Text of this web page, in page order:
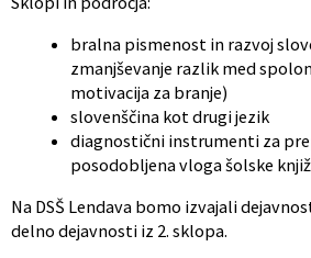
bralna pismenost in razvoj
zmanjševanje razlik med
motivacija za branje)
slovenščina kot drugi jezik
diagnostični instrumenti za
posodobljena vloga šolske
Na DSŠ Lendava bomo izvajali
delno dejavnosti iz 2. sklopa.